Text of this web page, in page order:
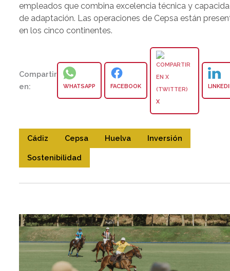
empleados que combina excelencia técnica y
de adaptación. Las operaciones de Cepsa están
en los cinco continentes.
Compartir
en:
WHATSAPP FACEBOOK
X
Cádiz Cepsa Huelva Inversión
Sostenibilidad